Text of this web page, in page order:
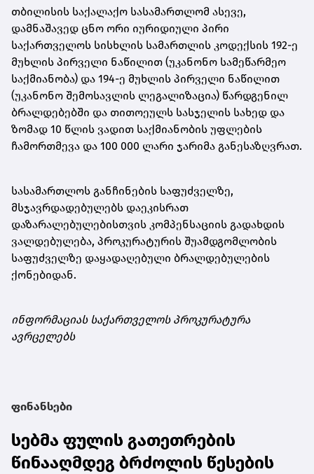
თბილისის საქალაქო სასამართლომ ასევე,
დამნაშავედ ცნო ორი იურიდიული პირი
საქართველოს სისხლის სამართლის კოდექსის 192-ე
მუხლის პირველი ნაწილით (უკანონო სამეწარმეო
საქმიანობა) და 194-ე მუხლის პირველი ნაწილით
(უკანონო შემოსავლის ლეგალიზაცია) წარდგენილ
ბრალდებებში და თითოეულს სასჯელის სახედ და
ზომად 10 წლის ვადით საქმიანობის უფლების
ჩამორთმევა და 100 000 ლარი ჯარიმა განესაზღვრათ.
სასამართლოს განჩინების საფუძველზე,
მსჯავრდადებულებს დაეკისრათ
დაზარალებულებისთვის კომპენსაციის გადახდის
ვალდებულება, პროკურატურის შუამდგომლობის
საფუძველზე დაყადაღებული ბრალდებულების
ქონებიდან.
ინფორმაციას საქართველოს პროკურატურა
ავრცელებს
ფინანსები
სებმა ფულის გათეთრების
წინააღმდეგ ბრძოლის წესების